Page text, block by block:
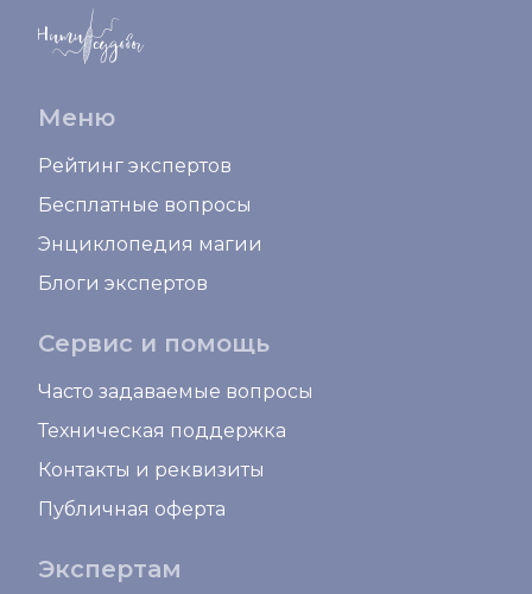
Меню
Рейтинг экспертов
Бесплатные вопросы
Энциклопедия магии
Блоги экспертов
Сервис и помощь
Часто задаваемые вопросы
Техническая поддержка
Контакты и реквизиты
Публичная оферта
Экспертам